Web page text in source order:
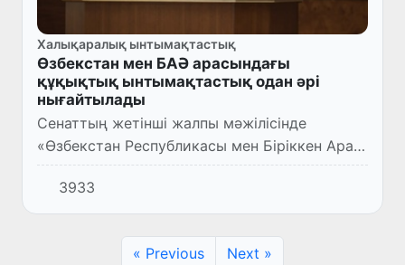
Халықаралық ынтымақтастық
Өзбекстан мен БАӘ арасындағы
құқықтық ынтымақтастық одан әрі
нығайтылады
Сенаттың жетінші жалпы мәжілісінде
«Өзбекстан Республикасы мен Біріккен Араб
Әмірліктері арасындағы Азаматтық және
экономикалық істер бойынша құқықтық
көмек көрсету туралы Келісімд...
3933
« Previous Next »